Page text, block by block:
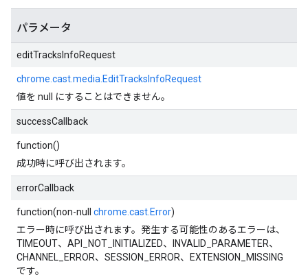
パラメータ
editTracksInfoRequest
chrome.cast.media.EditTracksInfoRequest
値を null にすることはできません。
successCallback
function()
成功時に呼び出されます。
errorCallback
function(non-null chrome.cast.Error)
エラー時に呼び出されます。発生する可能性のあるエラーは、
TIMEOUT、API_NOT_INITIALIZED、INVALID_PARAMETER、
CHANNEL_ERROR、SESSION_ERROR、EXTENSION_MISSING
です。